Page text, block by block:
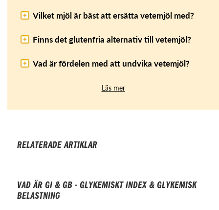
Vilket mjöl är bäst att ersätta vetemjöl med?
Finns det glutenfria alternativ till vetemjöl?
Vad är fördelen med att undvika vetemjöl?
Läs mer
RELATERADE ARTIKLAR
VAD ÄR GI & GB - GLYKEMISKT INDEX & GLYKEMISK
BELASTNING